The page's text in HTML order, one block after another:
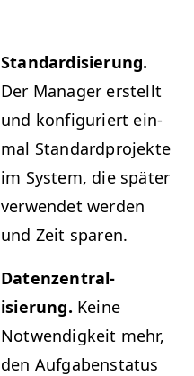
Stan­dar­d­isierung.
Der Man­ag­er erstellt
und kon­fig­uri­ert ein­
mal Stan­dard­pro­jek­te
im Sys­tem, die später
ver­wen­det wer­den
und Zeit sparen.
Daten­zen­tral­
isierung. Keine
Notwendigkeit mehr,
den Auf­gaben­sta­tus